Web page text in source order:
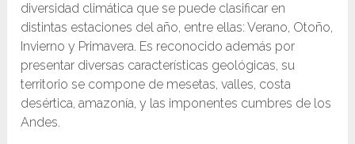
diversidad climática que se puede clasificar en
distintas estaciones del año, entre ellas: Verano, Otoño,
Invierno y Primavera. Es reconocido además por
presentar diversas características geológicas, su
territorio se compone de mesetas, valles, costa
desértica, amazonía, y las imponentes cumbres de los
Andes.